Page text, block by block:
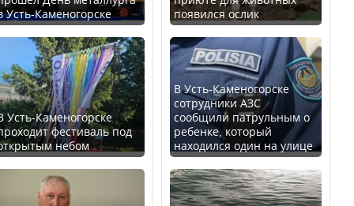
возглавил
благополучия
стран Центральной
ли представлены
регионов в
В России введены
дополнительные
ограничения для
казахстанских прав
Трамп официально
вступил в должность
президента США
Усть-Каменогорске
Усть-Каменогорске
фестиваль под
небом
появился ослик
В Усть-Каменогорске
сотрудники АЗС
сообщили патрульным о
ребенке, который
находился один на улице